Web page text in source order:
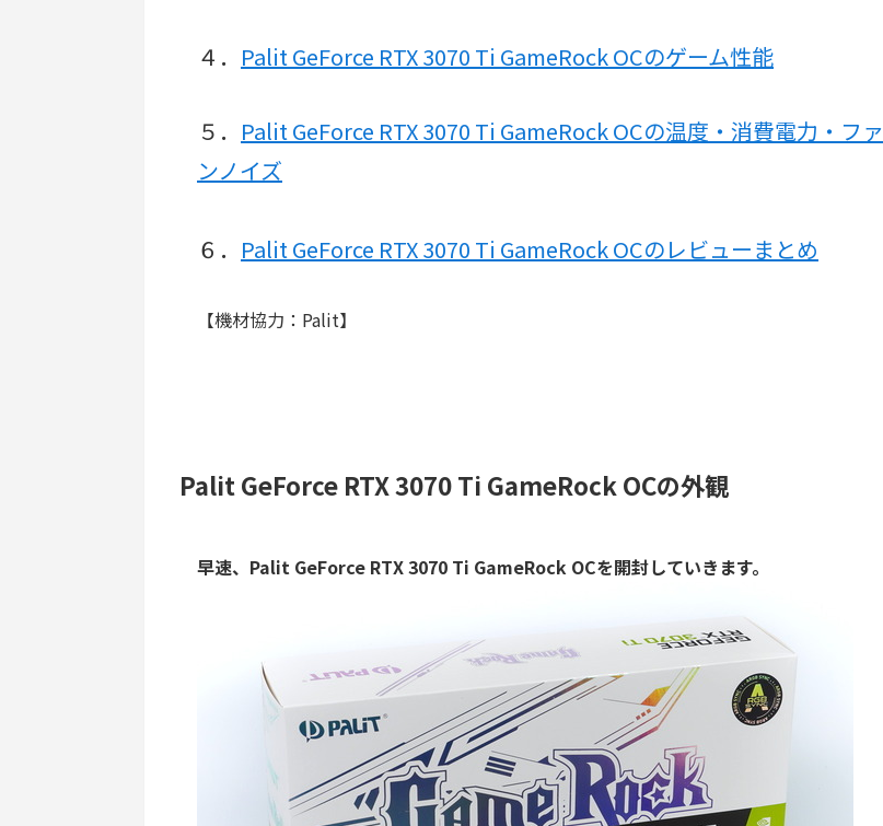
４． Palit GeForce RTX 3070 Ti GameRock OCのゲーム性能
５． Palit GeForce RTX 3070 Ti GameRock OCの温度・消費電力・ファ
ンノイズ
６． Palit GeForce RTX 3070 Ti GameRock OCのレビューまとめ
【機材協力：Palit】
Palit GeForce RTX 3070 Ti GameRock OCの外観
早速、Palit GeForce RTX 3070 Ti GameRock OCを開封していきます。